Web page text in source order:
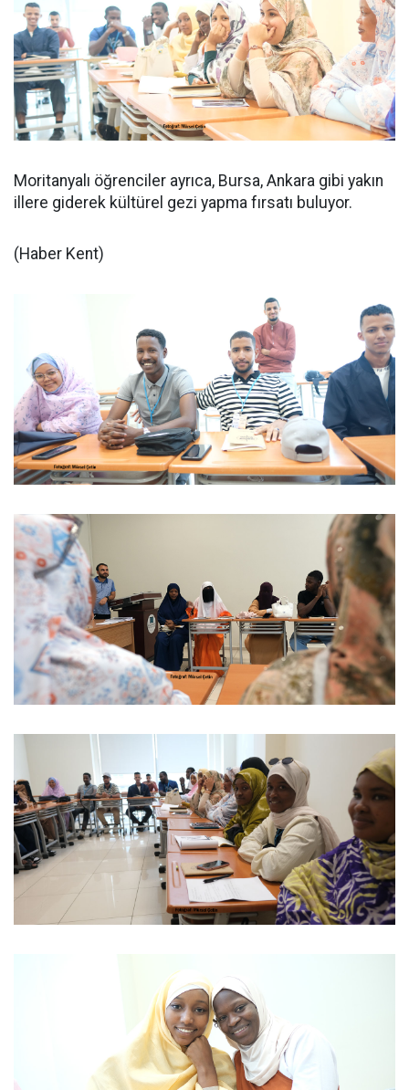
Moritanyalı öğrenciler ayrıca, Bursa, Ankara gibi yakın
illere giderek kültürel gezi yapma fırsatı buluyor.
(Haber Kent)